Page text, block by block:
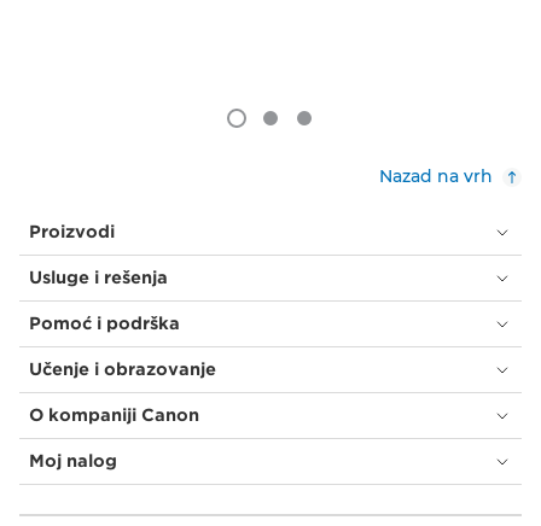
Nazad na vrh
Proizvodi
Usluge i rešenja
Pomoć i podrška
Učenje i obrazovanje
O kompaniji Canon
Moj nalog